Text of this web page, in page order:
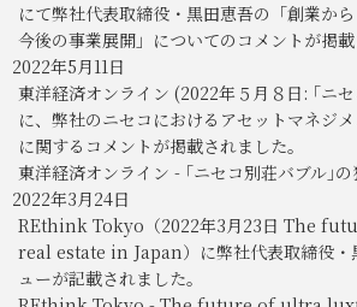
にて弊社代表取締役・黒田恵吾の「創業か
今後の事業展開」についてのコメントが掲載
2022年5月11日
東洋経済オンライン (2022年５月８日: ｢ニ
に、弊社のニセコにおけるアセットマネジ
に関するコメントが掲載されました。
東洋経済オンライン - ｢ニセコ別荘バブル｣の
2022年3月24日
REthink Tokyo（2022年3月23日 The
real estate in Japan）に弊社代表取締役・
ューが記載されました。